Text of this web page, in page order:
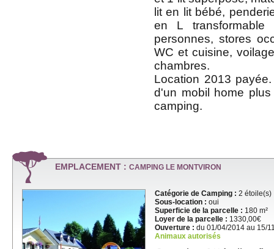
lit en lit bébé,
en L
personnes, stores
WC et cuisine,
chambres.
Location 2013
d'un mobil home
camping.
EMPLACEMENT : CAMPING LE MONTVIRON
Catégorie de Camping : 2 étoile(s)
Sous-location : oui
Superficie de la parcelle : 180 m²
Loyer de la parcelle : 1330,00€
Ouverture : du 01/04/2014 au 15/
Animaux autorisés